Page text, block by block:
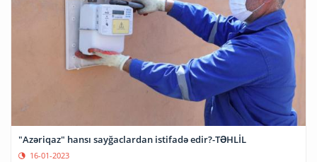
"Azəriqaz" hansı sayğaclardan istifadə edir?-TƏHLİL
16-01-2023